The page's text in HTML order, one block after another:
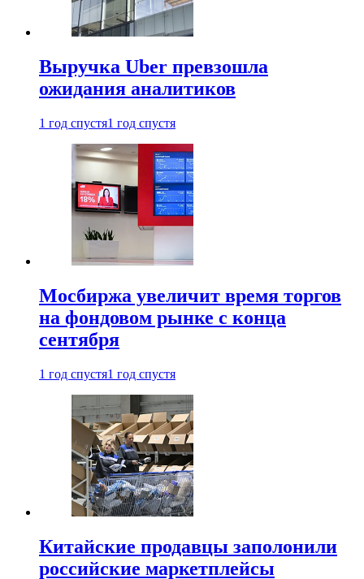
Выручка Uber превзошла
ожидания аналитиков
1 год спустя1 год спустя
Мосбиржа увеличит время торгов
на фондовом рынке с конца
сентября
1 год спустя1 год спустя
Китайские продавцы заполонили
российские маркетплейсы